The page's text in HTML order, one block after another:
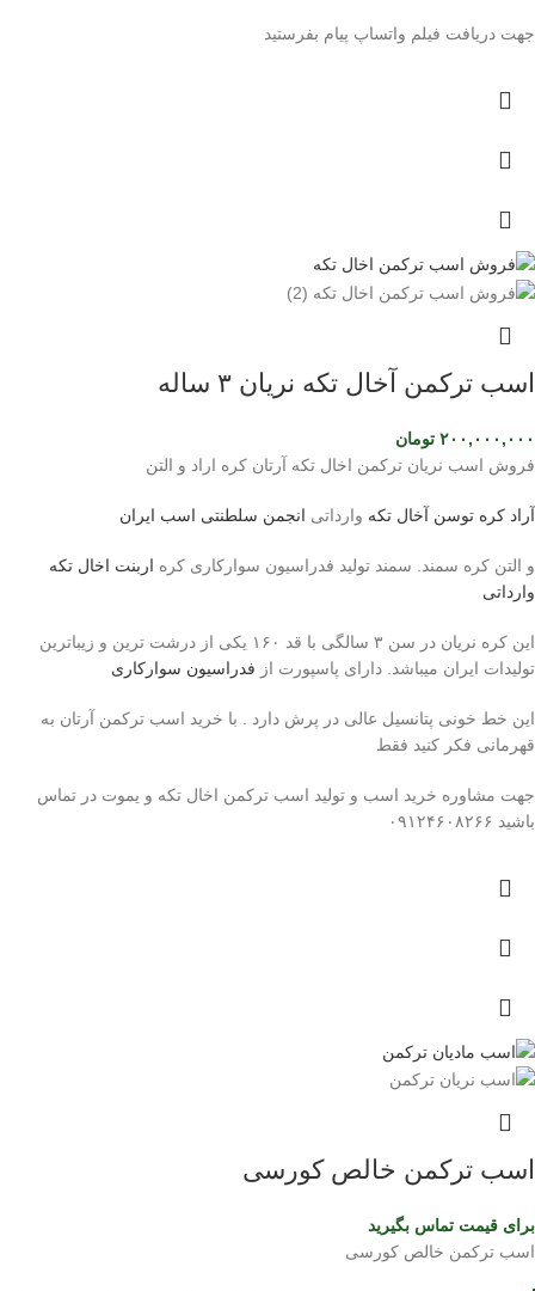
جهت دریافت فیلم واتساپ پیام بفرستید
اسب ترکمن آخال تکه نریان ۳ ساله
۲۰۰,۰۰۰,۰۰۰ تومان
فروش اسب نریان ترکمن اخال تکه آرتان کره اراد و التن
آراد کره توسن آخال تکه وارداتی انجمن سلطنتی اسب ایران
و التن کره سمند. سمند تولید فدراسیون سوارکاری کره اربنت اخال تکه
وارداتی
این کره نریان در سن ۳ سالگی با قد ۱۶۰ یکی از درشت ترین و زیباترین
تولیدات ایران میباشد. دارای پاسپورت از فدراسیون سوارکاری
این خط خونی پتانسیل عالی در پرش دارد . با خرید اسب ترکمن آرتان به
قهرمانی فکر کنید فقط
جهت مشاوره خرید اسب و تولید اسب ترکمن اخال تکه و یموت در تماس
باشید ۰۹۱۲۴۶۰۸۲۶۶
اسب ترکمن خالص کورسی
برای قیمت تماس بگیرید
اسب ترکمن خالص کورسی